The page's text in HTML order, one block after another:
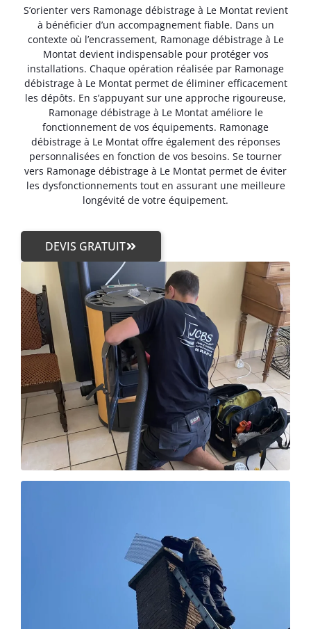
S’orienter vers Ramonage débistrage à Le Montat revient
à bénéficier d’un accompagnement fiable. Dans un
contexte où l’encrassement, Ramonage débistrage à Le
Montat devient indispensable pour protéger vos
installations. Chaque opération réalisée par Ramonage
débistrage à Le Montat permet de éliminer efficacement
les dépôts. En s’appuyant sur une approche rigoureuse,
Ramonage débistrage à Le Montat améliore le
fonctionnement de vos équipements. Ramonage
débistrage à Le Montat offre également des réponses
personnalisées en fonction de vos besoins. Se tourner
vers Ramonage débistrage à Le Montat permet de éviter
les dysfonctionnements tout en assurant une meilleure
longévité de votre équipement.
DEVIS GRATUIT